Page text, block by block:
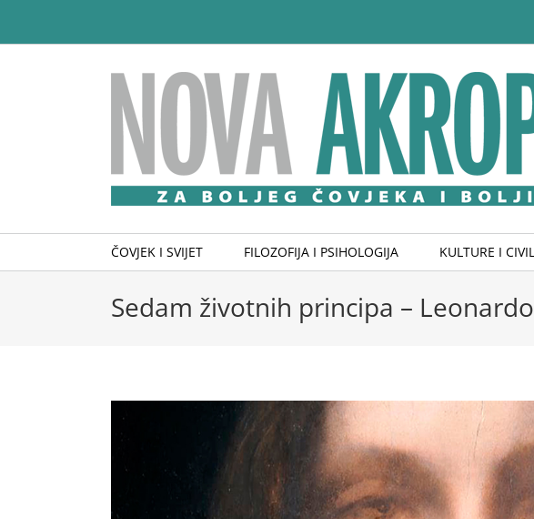
content
ČOVJEK I SVIJET FILOZOFIJA I PSIHOLOGIJA KULTURE I
Sedam životnih principa –